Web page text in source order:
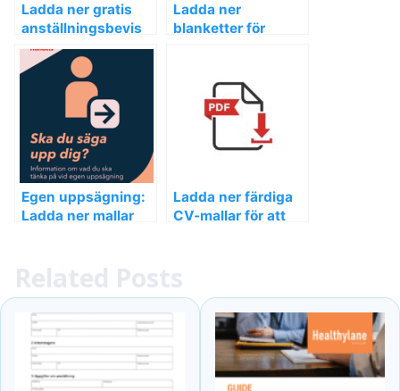
Ladda ner gratis
anställningsbevis
blankett och mallar
för
anställningsintyg
Ladda ner
blanketter för
hantering
Egen uppsägning:
Ladda ner mallar
Ladda ner färdiga
CV-mallar för att
Related Posts